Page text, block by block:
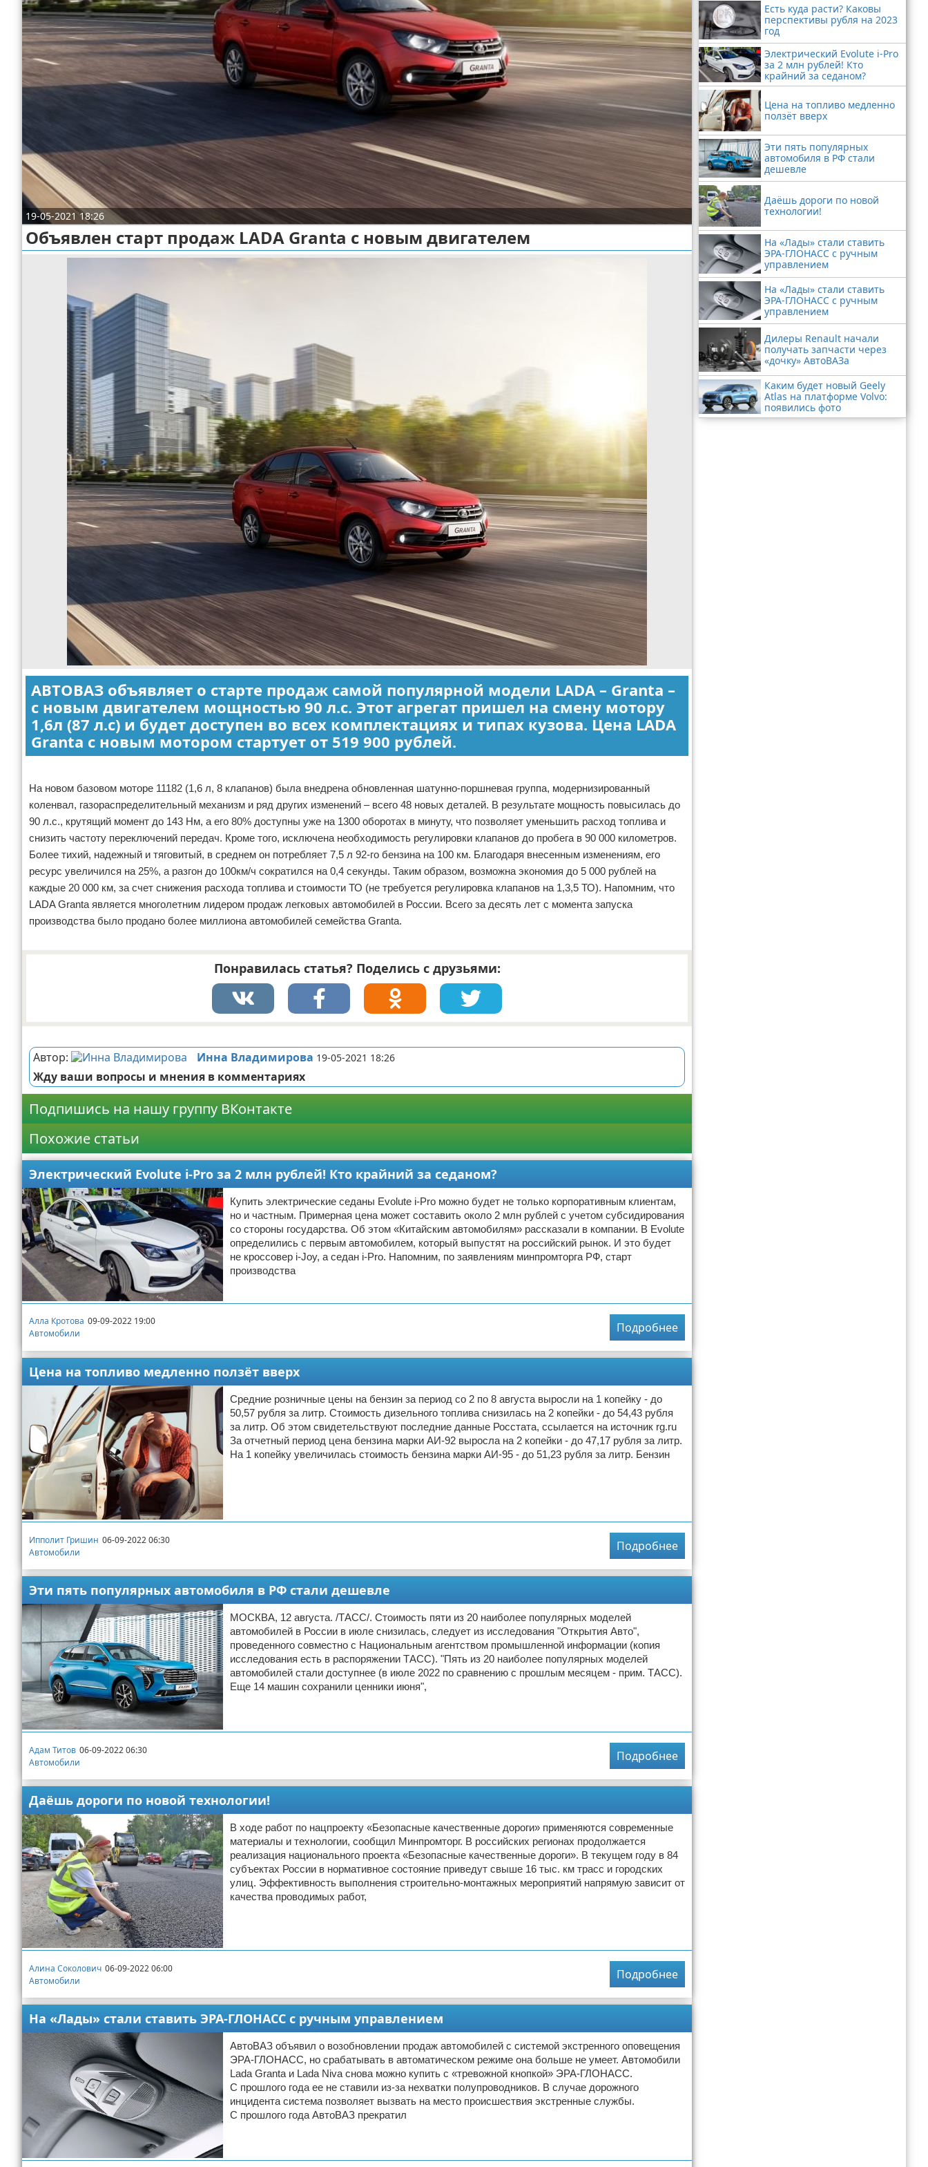
Экономика
Разное
Отказ от ответственности
19-05-2021 18:26
Объявлен старт продаж LADA Granta с новым двигателем
АВТОВАЗ объявляет о старте продаж самой популярной модели LADA – Granta –
с новым двигателем мощностью 90 л.с. Этот агрегат пришел на смену мотору
1,6л (87 л.с) и будет доступен во всех комплектациях и типах кузова. Цена LADA
Granta с новым мотором стартует от 519 900 рублей.
На новом базовом моторе 11182 (1,6 л, 8 клапанов) была внедрена обновленная шатунно-поршневая группа, модернизированный
коленвал, газораспределительный механизм и ряд других изменений – всего 48 новых деталей. В результате мощность повысилась до
90 л.с., крутящий момент до 143 Нм, а его 80% доступны уже на 1300 оборотах в минуту, что позволяет уменьшить расход топлива и
снизить частоту переключений передач. Кроме того, исключена необходимость регулировки клапанов до пробега в 90 000 километров.
Более тихий, надежный и тяговитый, в среднем он потребляет 7,5 л 92-го бензина на 100 км. Благодаря внесенным изменениям, его
ресурс увеличился на 25%, а разгон до 100км/ч сократился на 0,4 секунды. Таким образом, возможна экономия до 5 000 рублей на
каждые 20 000 км, за счет снижения расхода топлива и стоимости ТО (не требуется регулировка клапанов на 1,3,5 ТО). Напомним, что
LADA Granta является многолетним лидером продаж легковых автомобилей в России. Всего за десять лет с момента запуска
производства было продано более миллиона автомобилей семейства Granta.
Понравилась статья? Поделись с друзьями:
Автор: Инна Владимирова 19-05-2021 18:26
Жду ваши вопросы и мнения в комментариях
Подпишись на нашу группу ВКонтакте
Похожие статьи
Электрический Evolute i-Pro за 2 млн рублей! Кто крайний за седаном?
Купить электрические седаны Evolute i-Pro можно будет не только корпоративным клиентам,
но и частным. Примерная цена может составить около 2 млн рублей с учетом субсидирования
со стороны государства. Об этом «Китайским автомобилям» рассказали в компании. В Evolute
определились с первым автомобилем, который выпустят на российский рынок. И это будет
не кроссовер i-Joy, а седан i-Pro. Напомним, по заявлениям минпромторга РФ, старт
производства
Алла Кротова 09-09-2022 19:00
Автомобили
Подробнее
Цена на топливо медленно ползёт вверх
Средние розничные цены на бензин за период со 2 по 8 августа выросли на 1 копейку - до
50,57 рубля за литр. Стоимость дизельного топлива снизилась на 2 копейки - до 54,43 рубля
за литр. Об этом свидетельствуют последние данные Росстата, ссылается на источник rg.ru
За отчетный период цена бензина марки АИ-92 выросла на 2 копейки - до 47,17 рубля за литр.
На 1 копейку увеличилась стоимость бензина марки АИ-95 - до 51,23 рубля за литр. Бензин
Ипполит Гришин 06-09-2022 06:30
Автомобили
Подробнее
Эти пять популярных автомобиля в РФ стали дешевле
МОСКВА, 12 августа. /ТАСС/. Стоимость пяти из 20 наиболее популярных моделей
автомобилей в России в июле снизилась, следует из исследования "Открытия Авто",
проведенного совместно с Национальным агентством промышленной информации (копия
исследования есть в распоряжении ТАСС). "Пять из 20 наиболее популярных моделей
автомобилей стали доступнее (в июле 2022 по сравнению с прошлым месяцем - прим. ТАСС).
Еще 14 машин сохранили ценники июня",
Адам Титов 06-09-2022 06:30
Автомобили
Подробнее
Даёшь дороги по новой технологии!
В ходе работ по нацпроекту «Безопасные качественные дороги» применяются современные
материалы и технологии, сообщил Минпромторг. В российских регионах продолжается
реализация национального проекта «Безопасные качественные дороги». В текущем году в 84
субъектах России в нормативное состояние приведут свыше 16 тыс. км трасс и городских
улиц. Эффективность выполнения строительно-монтажных мероприятий напрямую зависит от
качества проводимых работ,
Алина Соколович 06-09-2022 06:00
Автомобили
Подробнее
На «Лады» стали ставить ЭРА-ГЛОНАСС с ручным управлением
АвтоВАЗ объявил о возобновлении продаж автомобилей с системой экстренного оповещения
ЭРА-ГЛОНАСС, но срабатывать в автоматическом режиме она больше не умеет. Автомобили
Lada Granta и Lada Niva снова можно купить с «тревожной кнопкой» ЭРА-ГЛОНАСС.
С прошлого года ее не ставили из-за нехватки полупроводников. В случае дорожного
инцидента система позволяет вызвать на место происшествия экстренные службы.
С прошлого года АвтоВАЗ прекратил
Есть куда расти? Каковы
перспективы рубля на 2023
год
Электрический Evolute i-Pro
за 2 млн рублей! Кто
крайний за седаном?
Цена на топливо медленно
ползёт вверх
Эти пять популярных
автомобиля в РФ стали
дешевле
Даёшь дороги по новой
технологии!
На «Лады» стали ставить
ЭРА-ГЛОНАСС с ручным
управлением
На «Лады» стали ставить
ЭРА-ГЛОНАСС с ручным
управлением
Дилеры Renault начали
получать запчасти через
«дочку» АвтоВАЗа
Каким будет новый Geely
Atlas на платформе Volvo:
появились фото